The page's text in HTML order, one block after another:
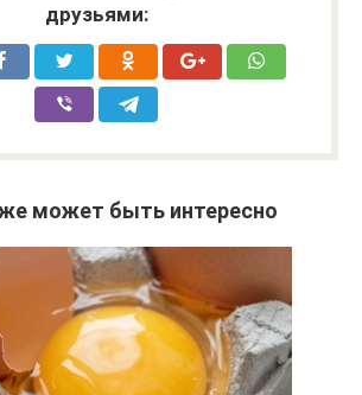
друзьями:
может быть интересно